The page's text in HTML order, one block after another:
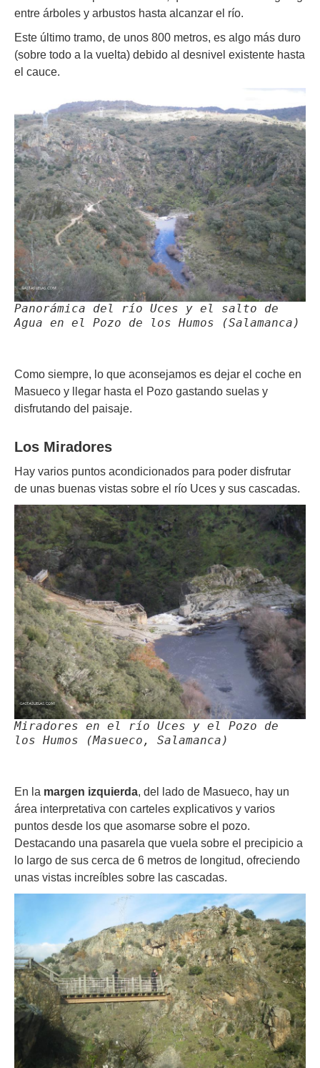
entre árboles y arbustos hasta alcanzar el río.
Este último tramo, de unos 800 metros, es algo más duro
(sobre todo a la vuelta) debido al desnivel existente hasta
el cauce.
Panorámica del río Uces y el salto de
Agua en el Pozo de los Humos (Salamanca)
Como siempre, lo que aconsejamos es dejar el coche en
Masueco y llegar hasta el Pozo gastando suelas y
disfrutando del paisaje.
Los Miradores
Hay varios puntos acondicionados para poder disfrutar
de unas buenas vistas sobre el río Uces y sus cascadas.
Miradores en el río Uces y el Pozo de
los Humos (Masueco, Salamanca)
En la margen izquierda, del lado de Masueco, hay un
área interpretativa con carteles explicativos y varios
puntos desde los que asomarse sobre el pozo.
Destacando una pasarela que vuela sobre el precipicio a
lo largo de sus cerca de 6 metros de longitud, ofreciendo
unas vistas increíbles sobre las cascadas.